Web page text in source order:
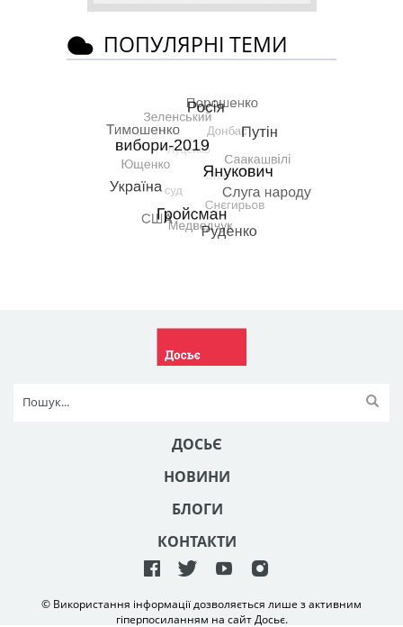
ПОПУЛЯРНІ ТЕМИ
ДОСЬЄ
НОВИНИ
БЛОГИ
КОНТАКТИ
© Використання інформації дозволяється лише з активним
гіперпосиланням на сайт Досьє.